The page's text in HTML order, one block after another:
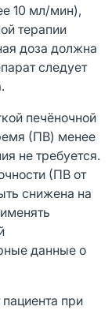
10 мл/мин),
терапии
доза должна
следует
печёночной
(ПВ) менее
не требуется.
(ПВ от
снижена на
данные о
при